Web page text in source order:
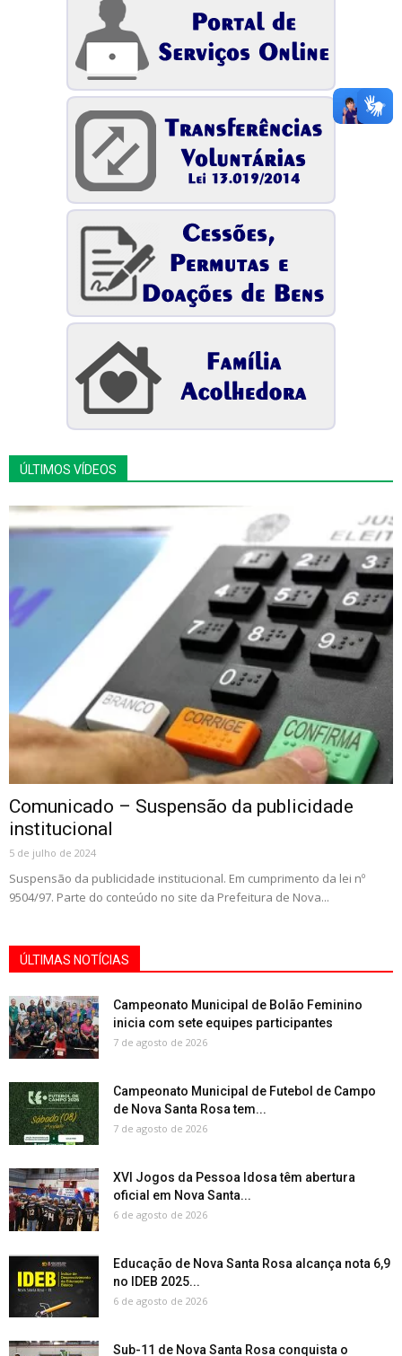
ÚLTIMOS VÍDEOS
Comunicado – Suspensão da publicidade
institucional
5 de julho de 2024
Suspensão da publicidade institucional. Em cumprimento da lei nº
9504/97. Parte do conteúdo no site da Prefeitura de Nova...
ÚLTIMAS NOTÍCIAS
Campeonato Municipal de Bolão Feminino
inicia com sete equipes participantes
7 de agosto de 2026
Campeonato Municipal de Futebol de Campo
de Nova Santa Rosa tem...
7 de agosto de 2026
XVI Jogos da Pessoa Idosa têm abertura
oficial em Nova Santa...
6 de agosto de 2026
Educação de Nova Santa Rosa alcança nota 6,9
no IDEB 2025...
6 de agosto de 2026
Sub-11 de Nova Santa Rosa conquista o